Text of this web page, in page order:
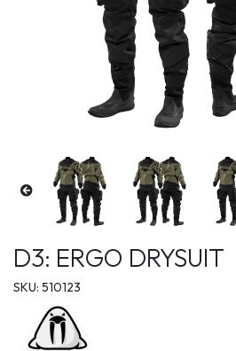
D3: ERGO DRYSUIT
SKU: 510123